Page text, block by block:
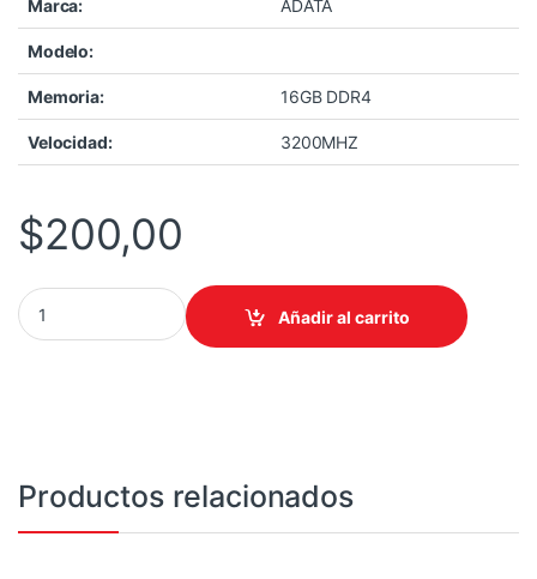
Marca: ADATA
Modelo:
Memoria: 16GB DDR4
Velocidad: 3200MHZ
$200,00
MEMORIA RAM SODIMM ADATA 16GB PC-2666 DDR4 SINGLE
Añadir al carrito
Productos relacionados